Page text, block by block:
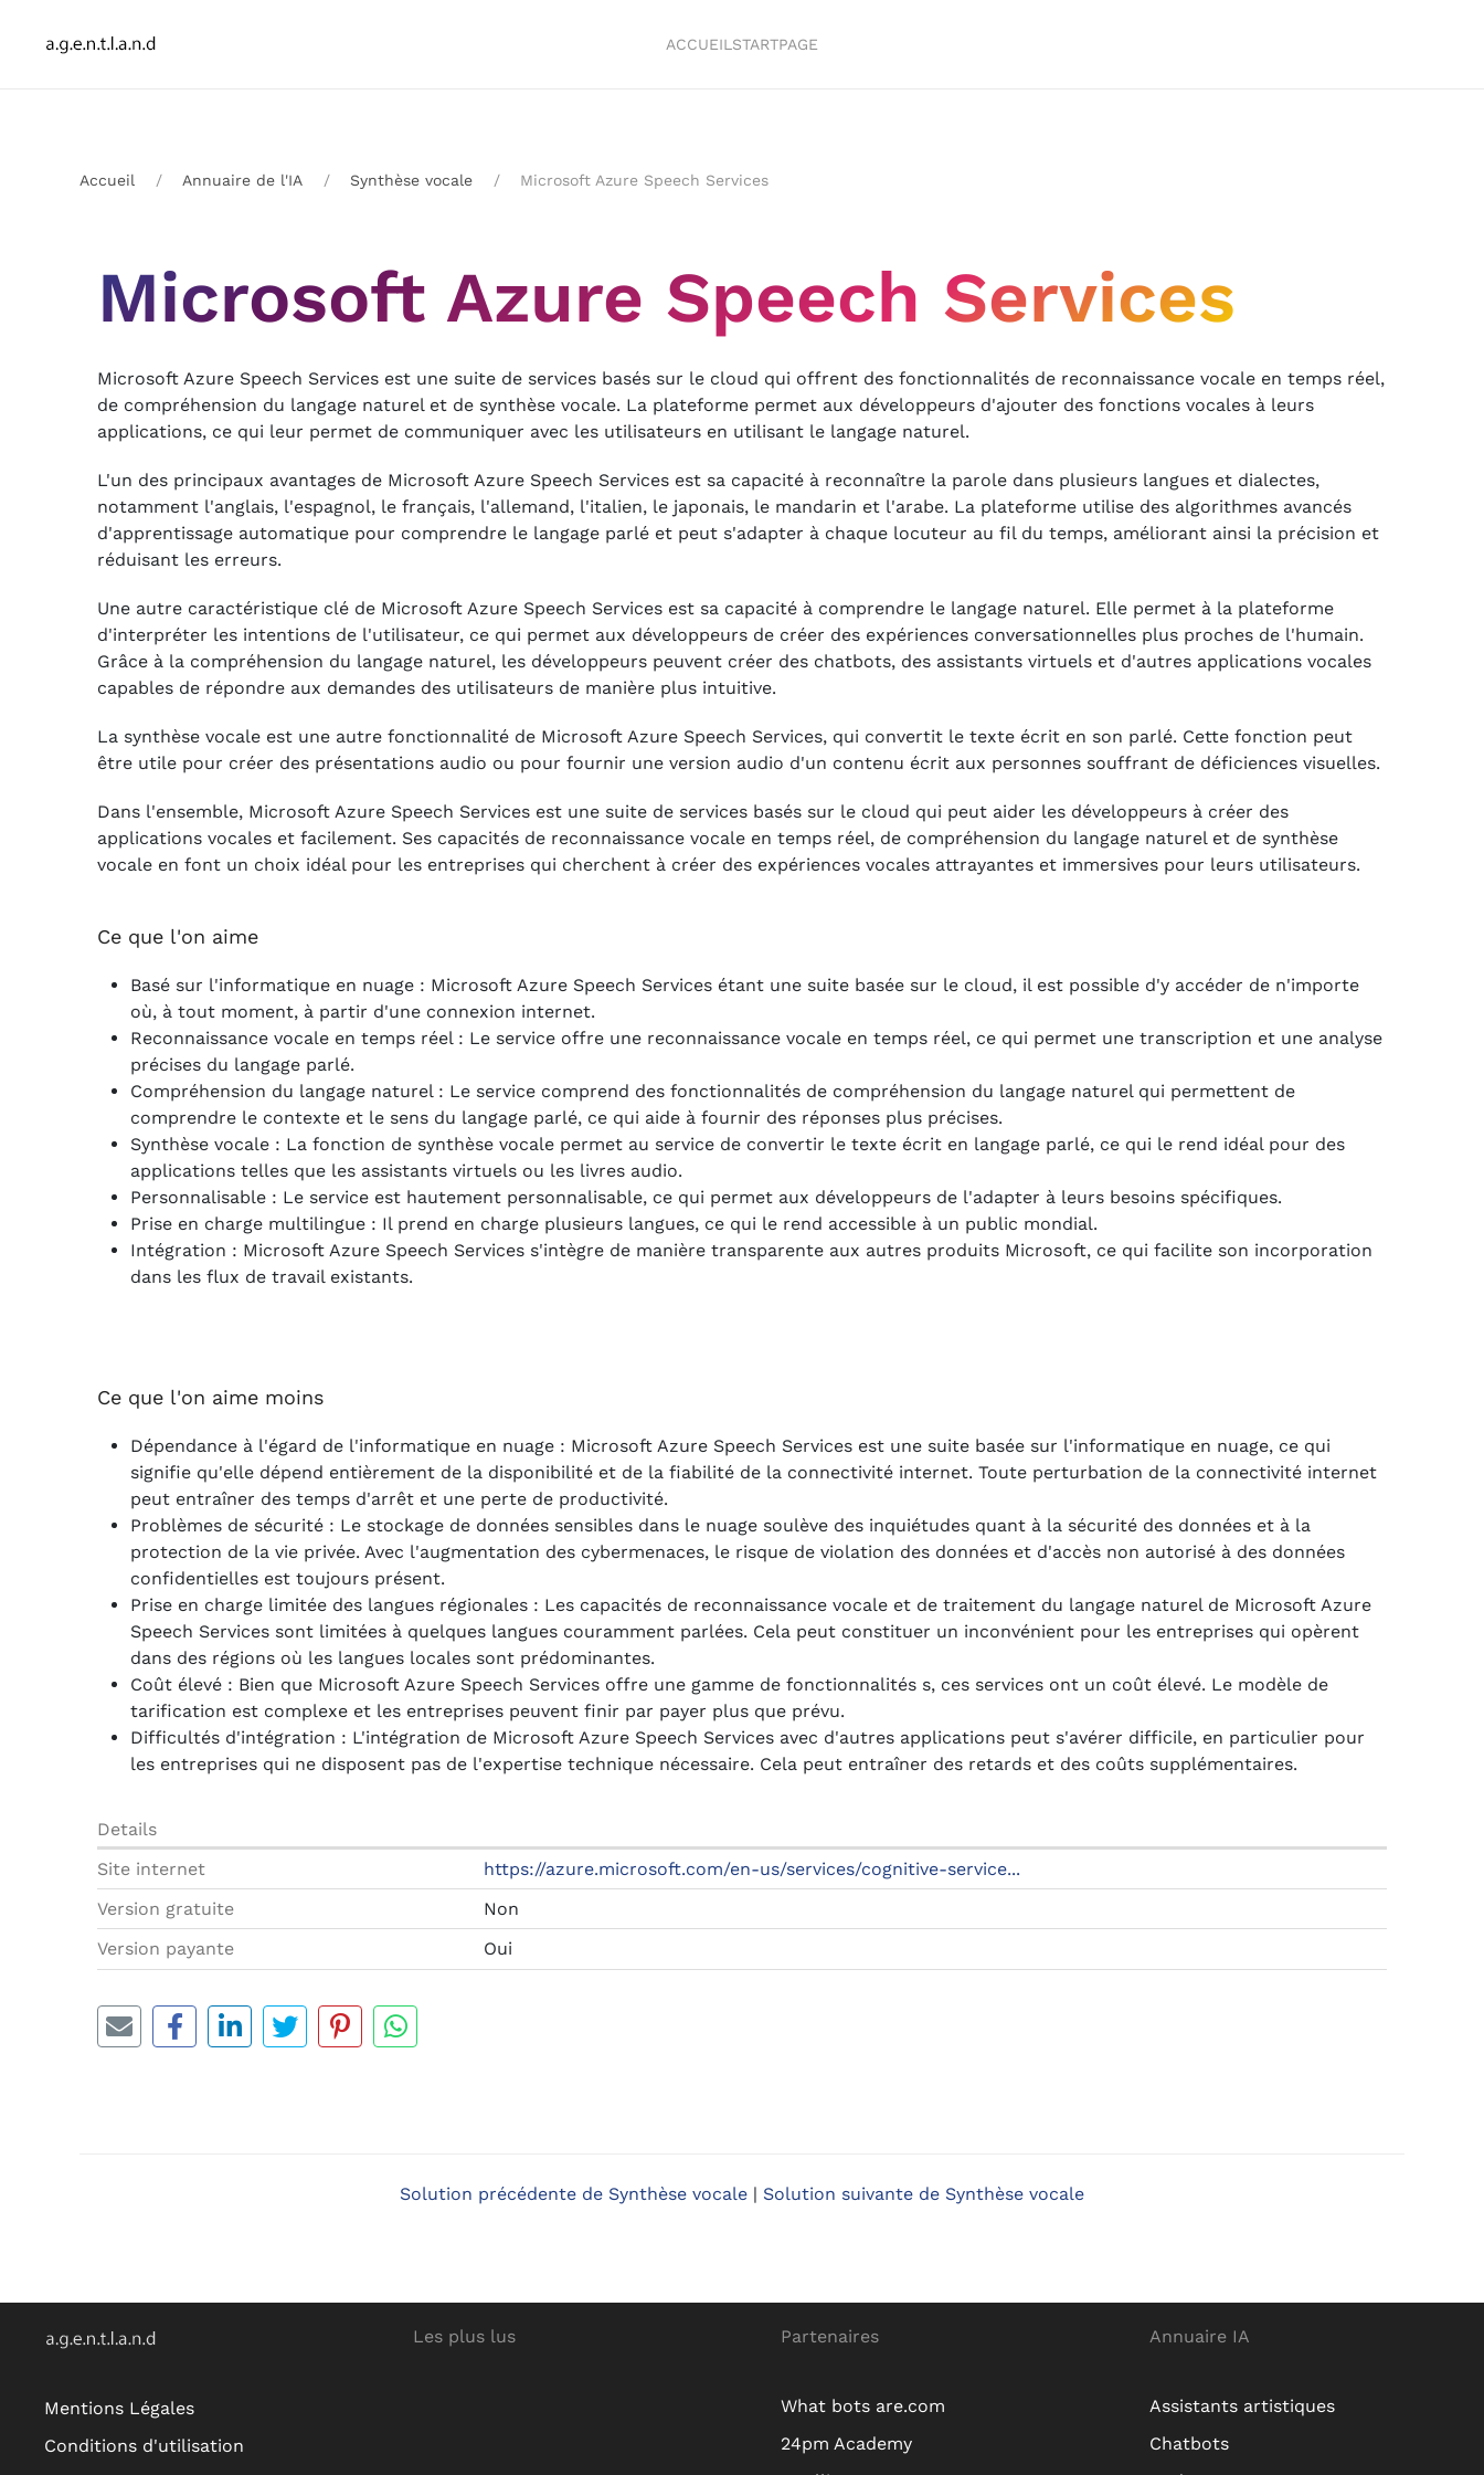
ACCUEIL STARTPAGE
Accueil Annuaire de l'IA Synthèse vocale Microsoft Azure Speech Services
Microsoft Azure Speech Services
Microsoft Azure Speech Services est une suite de services basés sur le cloud qui offrent des fonctionnalités de reconnaissance vocale en temps réel,
de compréhension du langage naturel et de synthèse vocale. La plateforme permet aux développeurs d'ajouter des fonctions vocales à leurs
applications, ce qui leur permet de communiquer avec les utilisateurs en utilisant le langage naturel.
L'un des principaux avantages de Microsoft Azure Speech Services est sa capacité à reconnaître la parole dans plusieurs langues et dialectes,
notamment l'anglais, l'espagnol, le français, l'allemand, l'italien, le japonais, le mandarin et l'arabe. La plateforme utilise des algorithmes avancés
d'apprentissage automatique pour comprendre le langage parlé et peut s'adapter à chaque locuteur au fil du temps, améliorant ainsi la précision et
réduisant les erreurs.
Une autre caractéristique clé de Microsoft Azure Speech Services est sa capacité à comprendre le langage naturel. Elle permet à la plateforme
d'interpréter les intentions de l'utilisateur, ce qui permet aux développeurs de créer des expériences conversationnelles plus proches de l'humain.
Grâce à la compréhension du langage naturel, les développeurs peuvent créer des chatbots, des assistants virtuels et d'autres applications vocales
capables de répondre aux demandes des utilisateurs de manière plus intuitive.
La synthèse vocale est une autre fonctionnalité de Microsoft Azure Speech Services, qui convertit le texte écrit en son parlé. Cette fonction peut
être utile pour créer des présentations audio ou pour fournir une version audio d'un contenu écrit aux personnes souffrant de déficiences visuelles.
Dans l'ensemble, Microsoft Azure Speech Services est une suite de services basés sur le cloud qui peut aider les développeurs à créer des
applications vocales et facilement. Ses capacités de reconnaissance vocale en temps réel, de compréhension du langage naturel et de synthèse
vocale en font un choix idéal pour les entreprises qui cherchent à créer des expériences vocales attrayantes et immersives pour leurs utilisateurs.
Ce que l'on aime
Basé sur l'informatique en nuage : Microsoft Azure Speech Services étant une suite basée sur le cloud, il est possible d'y accéder de n'importe
où, à tout moment, à partir d'une connexion internet.
Reconnaissance vocale en temps réel : Le service offre une reconnaissance vocale en temps réel, ce qui permet une transcription et une analyse
précises du langage parlé.
Compréhension du langage naturel : Le service comprend des fonctionnalités de compréhension du langage naturel qui permettent de
comprendre le contexte et le sens du langage parlé, ce qui aide à fournir des réponses plus précises.
Synthèse vocale : La fonction de synthèse vocale permet au service de convertir le texte écrit en langage parlé, ce qui le rend idéal pour des
applications telles que les assistants virtuels ou les livres audio.
Personnalisable : Le service est hautement personnalisable, ce qui permet aux développeurs de l'adapter à leurs besoins spécifiques.
Prise en charge multilingue : Il prend en charge plusieurs langues, ce qui le rend accessible à un public mondial.
Intégration : Microsoft Azure Speech Services s'intègre de manière transparente aux autres produits Microsoft, ce qui facilite son incorporation
dans les flux de travail existants.
Ce que l'on aime moins
Dépendance à l'égard de l'informatique en nuage : Microsoft Azure Speech Services est une suite basée sur l'informatique en nuage, ce qui
signifie qu'elle dépend entièrement de la disponibilité et de la fiabilité de la connectivité internet. Toute perturbation de la connectivité internet
peut entraîner des temps d'arrêt et une perte de productivité.
Problèmes de sécurité : Le stockage de données sensibles dans le nuage soulève des inquiétudes quant à la sécurité des données et à la
protection de la vie privée. Avec l'augmentation des cybermenaces, le risque de violation des données et d'accès non autorisé à des données
confidentielles est toujours présent.
Prise en charge limitée des langues régionales : Les capacités de reconnaissance vocale et de traitement du langage naturel de Microsoft Azure
Speech Services sont limitées à quelques langues couramment parlées. Cela peut constituer un inconvénient pour les entreprises qui opèrent
dans des régions où les langues locales sont prédominantes.
Coût élevé : Bien que Microsoft Azure Speech Services offre une gamme de fonctionnalités s, ces services ont un coût élevé. Le modèle de
tarification est complexe et les entreprises peuvent finir par payer plus que prévu.
Difficultés d'intégration : L'intégration de Microsoft Azure Speech Services avec d'autres applications peut s'avérer difficile, en particulier pour
les entreprises qui ne disposent pas de l'expertise technique nécessaire. Cela peut entraîner des retards et des coûts supplémentaires.
Details
Site internet
https://azure.microsoft.com/en-us/services/cognitive-service...
Version gratuite
Non
Version payante
Oui
Solution précédente de Synthèse vocale | Solution suivante de Synthèse vocale
Mentions Légales
Conditions d'utilisation
Les plus lus Partenaires
What bots are.com
24pm Academy
Annuaire IA
Assistants artistiques
Chatbots